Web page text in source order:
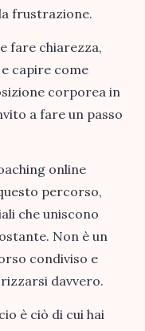
frustrazione.
fare chiarezza,
capire come
corporea in
a fare un passo
online
percorso,
che uniscono
Non è un
condiviso e
davvero.
è ciò di cui hai